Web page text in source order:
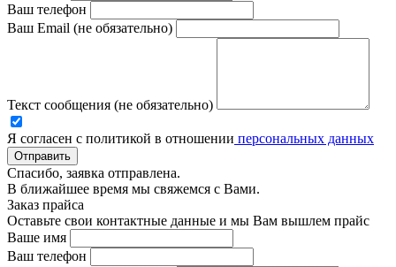
Ваш телефон
Ваш Email (не обязательно)
Текст сообщения (не обязательно)
Я согласен с политикой в отношении персональных данных
Отправить
Спасибо, заявка отправлена.
В ближайшее время мы свяжемся с Вами.
Заказ прайса
Оставьте свои контактные данные и мы Вам вышлем прайс
Ваше имя
Ваш телефон